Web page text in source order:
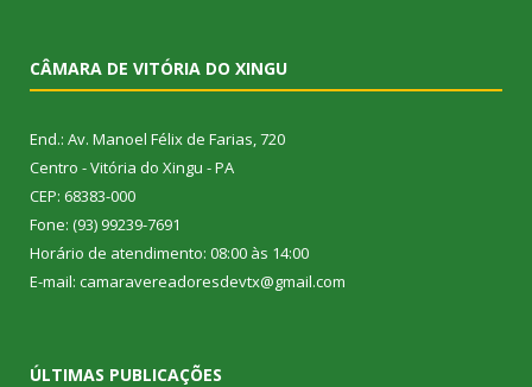
CÂMARA DE VITÓRIA DO XINGU
End.: Av. Manoel Félix de Farias, 720
Centro - Vitória do Xingu - PA
CEP: 68383-000
Fone: (93) 99239-7691
Horário de atendimento: 08:00 às 14:00
E-mail: camaravereadoresdevtx@gmail.com
ÚLTIMAS PUBLICAÇÕES